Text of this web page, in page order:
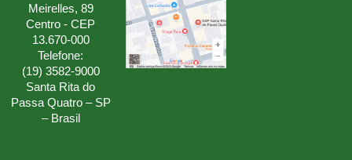
Meirelles, 89
Centro - CEP
13.670-000
Telefone:
(19) 3582-9000
Santa Rita do
Passa Quatro – SP
– Brasil